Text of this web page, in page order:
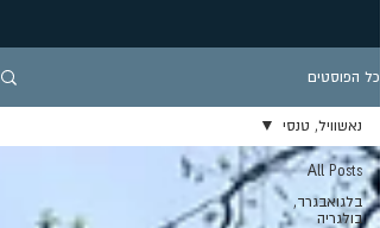
כל הפוסטים
All Posts
בלגואבגרד,
בולגריה
נאשוויל, טנסי